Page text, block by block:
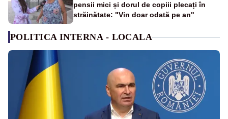
pensii mici și dorul de copiii plecați în
străinătate: "Vin doar odată pe an"
POLITICA INTERNA - LOCALA